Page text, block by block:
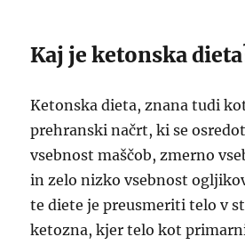
Kaj je ketonska
Ketonska dieta, znana tudi
prehranski načrt, ki se
vsebnost maščob, zmerno
in zelo nizko vsebnost
te diete je preusmeriti telo v
ketozna, kjer telo kot